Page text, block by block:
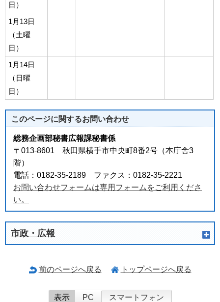
日）
1月13日
（土曜
日）
1月14日
（日曜
日）
このページに関するお問い合わせ
総務企画部秘書広報課秘書係
〒013-8601 秋田県横手市中央町8番2号（本庁舎3
階）
電話：0182-35-2189 ファクス：0182-35-2221
お問い合わせフォームは専用フォームをご利用くださ
い。
市政・広報
前のページへ戻る トップページへ戻る
表示 PC スマートフォン